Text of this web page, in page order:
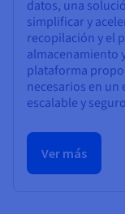
datos, una
simplificar y
recopilación y el
almacenamiento
plataforma
necesarios en
escalable y
Ver más